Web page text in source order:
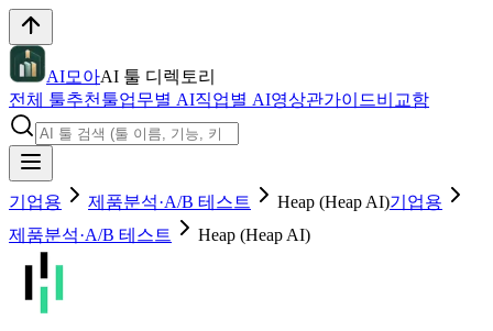
AI모아AI 툴 디렉토리
전체 툴추천툴업무별 AI직업별 AI영상관가이드비교함
기업용 제품분석·A/B 테스트 Heap (Heap AI)기업용
제품분석·A/B 테스트
Heap (Heap AI)